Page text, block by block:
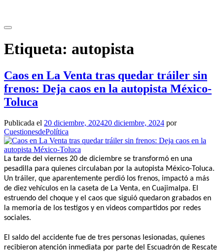
contenido
Etiqueta: autopista
Caos en La Venta tras quedar tráiler sin
frenos: Deja caos en la autopista México-
Toluca
Publicada el 20 diciembre, 202420 diciembre, 2024 por
CuestionesdePolítica
La tarde del viernes 20 de diciembre se transformó en una
pesadilla para quienes circulaban por la autopista México-Toluca.
Un tráiler, que aparentemente perdió los frenos, impactó a más
de diez vehículos en la caseta de La Venta, en Cuajimalpa. El
estruendo del choque y el caos que siguió quedaron grabados en
la memoria de los testigos y en videos compartidos por redes
sociales.
El saldo del accidente fue de tres personas lesionadas, quienes
recibieron atención inmediata por parte del Escuadrón de Rescate